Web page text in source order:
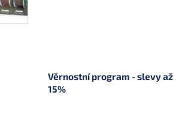
Věrnostní program - slevy až
15%